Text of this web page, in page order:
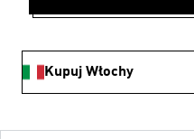
Kupuj Włochy